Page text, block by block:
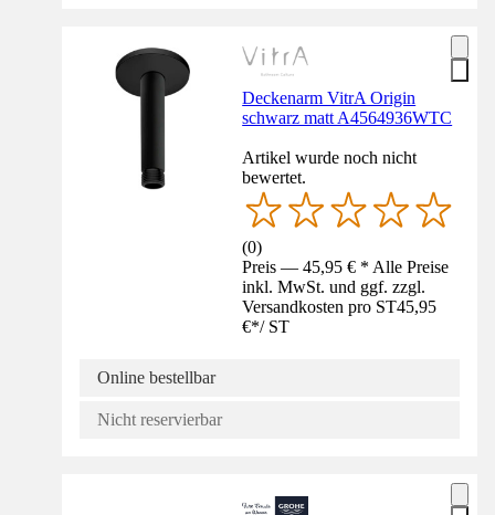
Deckenarm VitrA Origin
schwarz matt A4564936WTC
Artikel wurde noch nicht
bewertet.
(0)
Preis — 45,95 € * Alle Preise
inkl. MwSt. und ggf. zzgl.
Versandkosten pro ST45,95
€*/ ST
Online bestellbar
Nicht reservierbar